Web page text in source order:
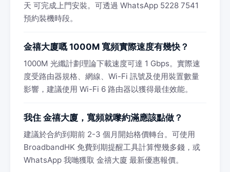
天 可完成上門安裝。可透過 WhatsApp 5228 7541
預約裝機時段。
金禧大廈嘅 1000M 寬頻實際速度有幾快？
1000M 光纖計劃理論下載速度可達 1 Gbps。實際速
度受路由器規格、網線、Wi-Fi 訊號及使用裝置數量
影響，建議使用 Wi-Fi 6 路由器以獲得最佳效能。
我住 金禧大廈，寬頻就嚟約滿應該點做？
建議於合約到期前 2-3 個月開始格價轉台。可使用
BroadbandHK 免費到期提醒工具計算慳幾多錢，或
WhatsApp 我哋獲取 金禧大廈 最新優惠報價。